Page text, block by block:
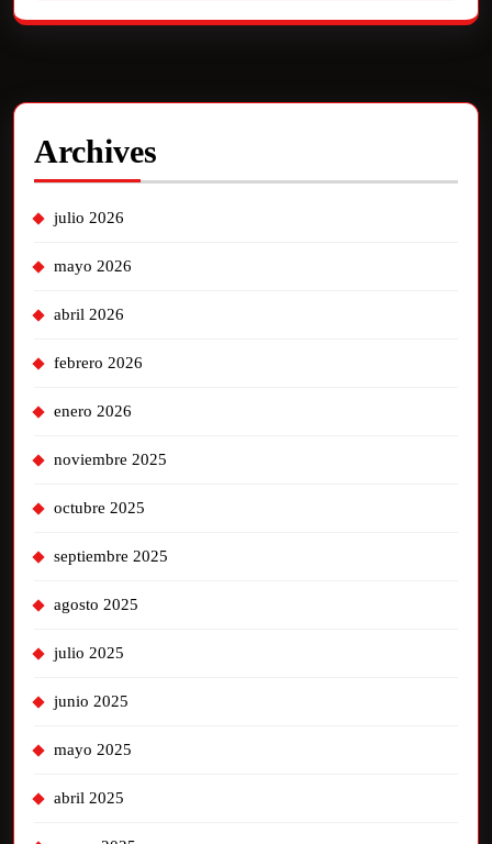
Archives
julio 2026
mayo 2026
abril 2026
febrero 2026
enero 2026
noviembre 2025
octubre 2025
septiembre 2025
agosto 2025
julio 2025
junio 2025
mayo 2025
abril 2025